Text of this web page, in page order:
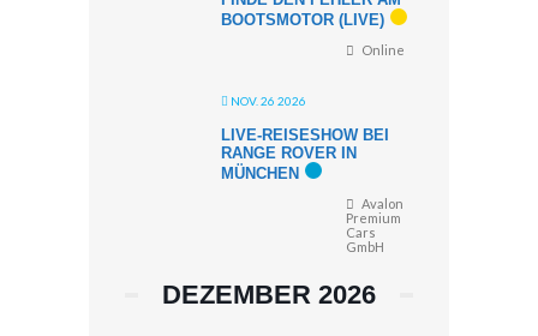
BOOTSMOTOR (LIVE)
Online
NOV. 26 2026
LIVE-REISESHOW BEI
RANGE ROVER IN
MÜNCHEN
Avalon
Premium
Cars
GmbH
DEZEMBER 2026